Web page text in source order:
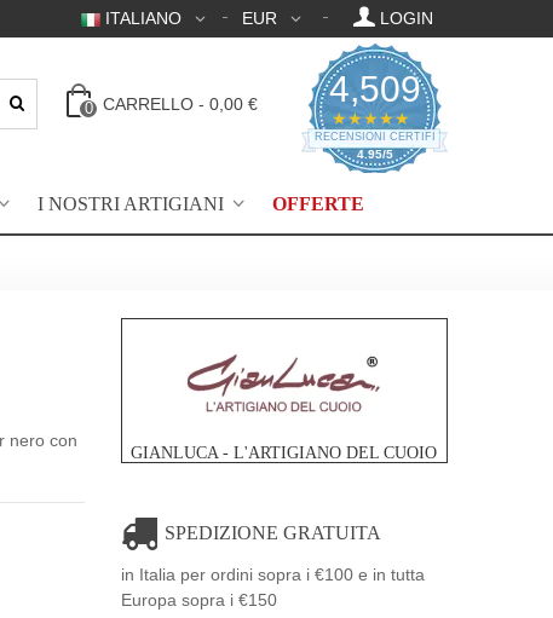
ITALIANO EUR LOGIN
0 CARRELLO - 0,00 € 4,509
★★★★★ 4.95 valutazione
4.95/5
RECENSIONI CERTIFICATE
I NOSTRI ARTIGIANI OFFERTE
nero con
GIANLUCA - L'ARTIGIANO DEL CUOIO
SPEDIZIONE GRATUITA
in Italia per ordini sopra i €100 e in tutta
Europa sopra i €150